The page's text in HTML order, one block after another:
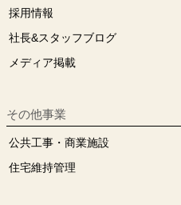
採用情報
社長&スタッフブログ
メディア掲載
その他事業
公共工事・商業施設
住宅維持管理